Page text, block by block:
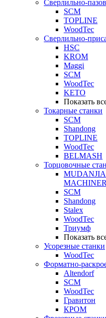
Сверлильно-
SCM
TOPLINE
WoodTec
Сверлильно-
HSC
KROM
Maggi
SCM
WoodTec
KETO
Показать
Токарные станки
SCM
Shandong
TOPLINE
WoodTec
BELMASH
Торцовочные
SCM
Shandong
Stalex
WoodTec
Триумф
Показать
Усорезные станки
WoodTec
Форматно-
Altendorf
SCM
WoodTec
Гравитон
КРОМ